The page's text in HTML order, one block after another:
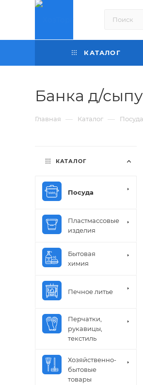
КАТАЛОГ
Банка д/
Главная — Каталог — Посуда
КАТАЛОГ
Посуда
Пластмассовые
изделия
Бытовая
химия
Печное литье
Перчатки,
рукавицы,
текстиль
Хозяйственно-
бытовые
товары